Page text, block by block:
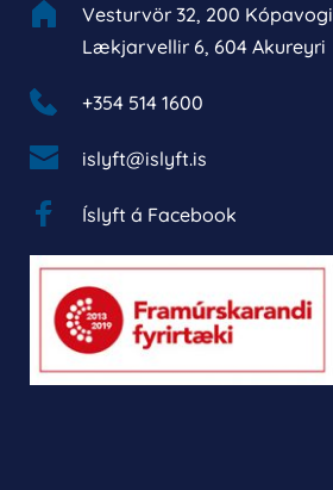
Vesturvör 32, 200 Kópavogi
Lækjarvellir 6, 604 Akureyri
+354 514 1600
islyft@islyft.is
Íslyft á Facebook